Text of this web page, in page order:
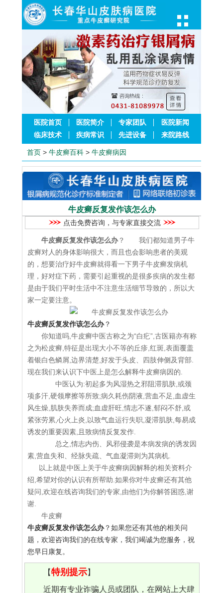
医院首页 医院简介 专家团队
医院新闻
临床技术
疾病常识 先进设备 来院路线
首页 > 牛皮癣百科 > 牛皮癣病因
牛皮癣反复发作该怎么办
点击免费咨询，与专家直接交流
牛皮癣反复发作该怎么办？ 我们都知道男子牛
皮癣对人的身体影响很大，而且也会影响患者的美观
的，想要治疗好牛皮癣就得看一下男子牛皮癣发病机
理，好对症下药，需要引起重视的是很多疾病的发生都
是由于我们平时生活中不注意生活细节导致的，所以大
家一定要注意。
牛皮癣反复发作该怎么办？
你知道吗,牛皮癣中医古称之为“白疕”,古医籍亦有称
之为松皮癣,特征是出现大小不等的丘疹,红斑,表面覆盖
着银白色鳞屑,边界清楚,好发于头皮、四肢伸侧及背部.
现在我们来认识下中医上是怎么解释牛皮癣病因的.
中医认为:初起多为风湿热之邪阻滞肌肤,或颈
项多汗,硬领摩擦等所致;病久耗伤阴液,营血不足,血虚生
风生燥,肌肤失养而成;血虚肝旺,情志不遂,郁闷不舒,或
紧张劳累,心火上炎,以致气血运行失职,凝滞肌肤,每易成
诱发的重要因素,且致病情反复发作.
总之,情志内伤、风邪侵袭是本病发病的诱发因
素,营血失和、经脉失疏、气血凝滞则为其病机.
以上就是中医上关于牛皮癣病因解释的相关资料介
绍,希望对你的认识有所帮助.如果你对牛皮癣还有其他
疑问,欢迎在线咨询我们的专家,由他们为你解答困惑,谢
谢.
牛皮癣
牛皮癣反复发作该怎么办？如果您还有其他的相关问
题，欢迎咨询我们的在线专家，我们竭诚为您服务，祝
您早日康复。
【特别提示】
近期有专业诈骗人员或团队，在网站上大肆